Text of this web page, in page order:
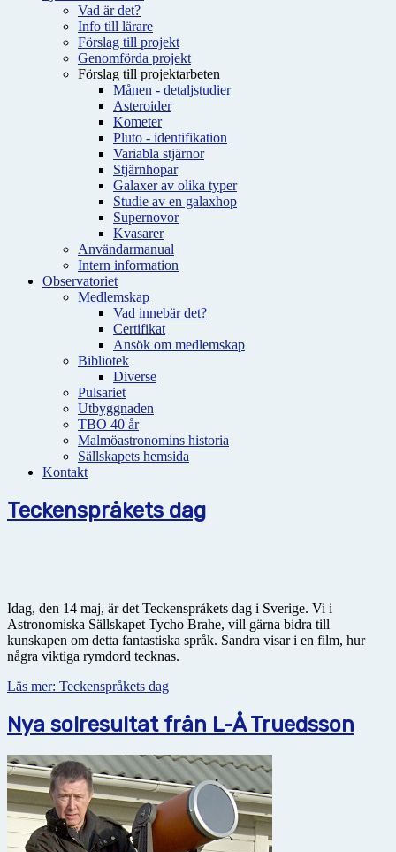
Vad är det?
Info till lärare
Förslag till projekt
Genomförda projekt
Förslag till projektarbeten
Månen - detaljstudier
Asteroider
Kometer
Pluto - identifikation
Variabla stjärnor
Stjärnhopar
Galaxer av olika typer
Studie av en galaxhop
Supernovor
Kvasarer
Användarmanual
Intern information
Observatoriet
Medlemskap
Vad innebär det?
Certifikat
Ansök om medlemskap
Bibliotek
Diverse
Pulsariet
Utbyggnaden
TBO 40 år
Malmöastronomins historia
Sällskapets hemsida
Kontakt
Teckenspråkets dag
Idag, den 14 maj, är det Teckenspråkets dag i Sverige. Vi i
Astronomiska Sällskapet Tycho Brahe, vill gärna bidra till
kunskapen om detta fantastiska språk. Sandra visar i en film, hur
några viktiga rymdord tecknas.
Läs mer: Teckenspråkets dag
Nya solresultat från L-Å Truedsson